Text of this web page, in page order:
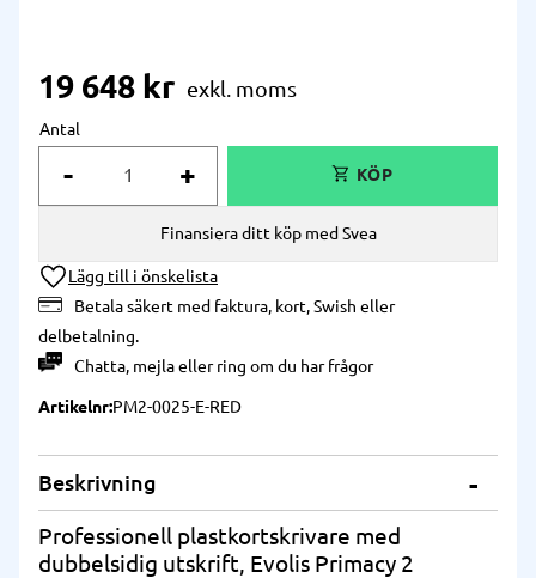
19 648 kr
Antal
+
-
Lägg till i önskelista
Betala säkert med faktura, kort, Swish eller
delbetalning.
Chatta, mejlaellerring om du har frågor
Finansiera ditt köp med Svea
Artikelnr PM2-0025-E-RED
Beskrivning
Professionell plastkortskrivare med
dubbelsidig utskrift, Evolis Primacy 2